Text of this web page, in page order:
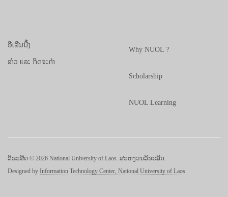
ອີເລີນນີ້ງ
ຂ່າວ ແລະ ກິດຈະກຳ
Why NUOL ?
Scholarship
NUOL Learning
ລິຂະສິດ © 2026 National University of Laos. ສະຫງວນລິຂະສິດ.
Designed by Information Technology Center, National University of Laos